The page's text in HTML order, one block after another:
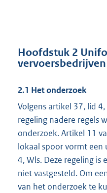
Hoofdstuk 2
vervoersbedrijven
2.1 Het onderzoek
Volgens artikel 37, lid
regeling nadere regels
onderzoek. Artikel 11
lokaal spoor vormt een
4, Wls. Deze regeling
niet vastgesteld. Om
van het onderzoek te